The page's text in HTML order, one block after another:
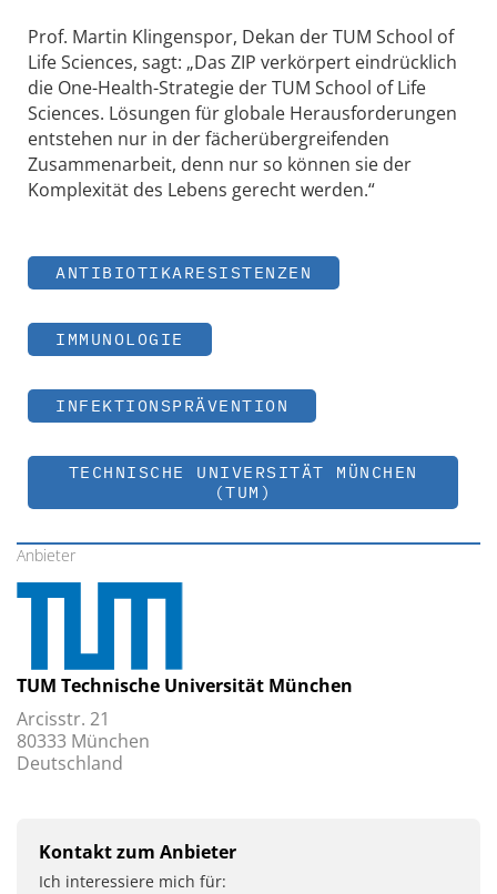
Prof. Martin Klingenspor, Dekan der TUM School of
Life Sciences, sagt: „Das ZIP verkörpert eindrücklich
die One-Health-Strategie der TUM School of Life
Sciences. Lösungen für globale Herausforderungen
entstehen nur in der fächerübergreifenden
Zusammenarbeit, denn nur so können sie der
Komplexität des Lebens gerecht werden.“
ANTIBIOTIKARESISTENZEN
IMMUNOLOGIE
INFEKTIONSPRÄVENTION
TECHNISCHE UNIVERSITÄT MÜNCHEN
(TUM)
Anbieter
TUM Technische Universität München
Arcisstr. 21
80333 München
Deutschland
Kontakt zum Anbieter
Ich interessiere mich für: